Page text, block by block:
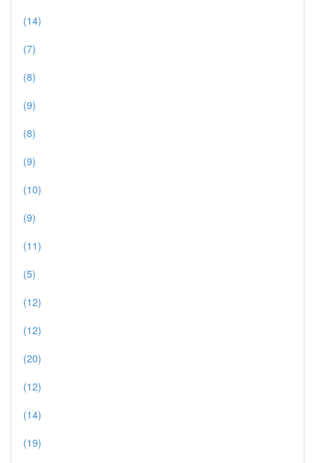
(14)
(7)
(8)
(9)
(8)
(9)
(10)
(9)
(11)
(5)
(12)
(12)
(20)
(12)
(14)
(19)